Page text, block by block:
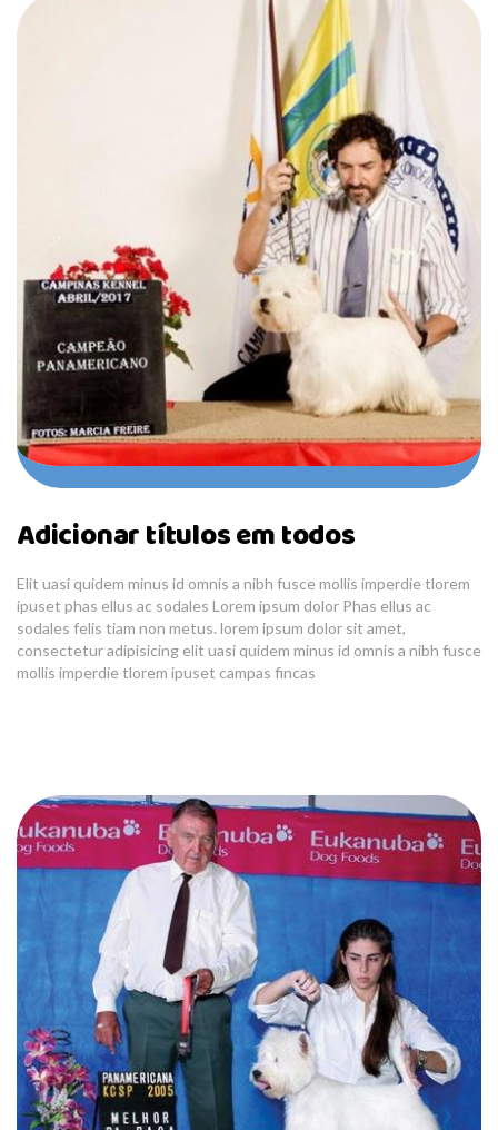
Adicionar títulos em todos
Elit uasi quidem minus id omnis a nibh fusce mollis imperdie tlorem
ipuset phas ellus ac sodales Lorem ipsum dolor Phas ellus ac
sodales felis tiam non metus. lorem ipsum dolor sit amet,
consectetur adipisicing elit uasi quidem minus id omnis a nibh fusce
mollis imperdie tlorem ipuset campas fincas